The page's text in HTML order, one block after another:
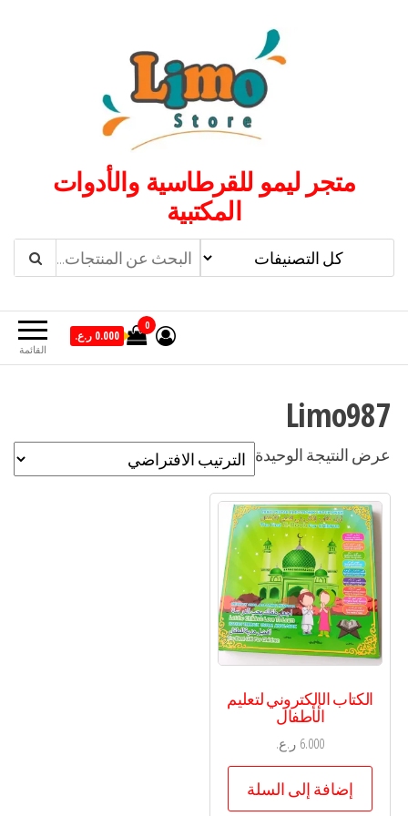
متجر ليمو للقرطاسية والأدوات
المكتبية
القائمة
0
0.000 ر.ع.
Limo987
عرض النتيجة الوحيدة
الكتاب الإلكتروني لتعليم
الأطفال
6.000 ر.ع.
إضافة إلى السلة